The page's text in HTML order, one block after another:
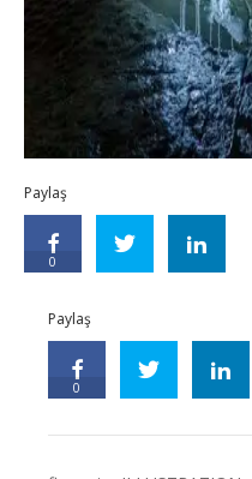
Paylaş
0
Paylaş
0